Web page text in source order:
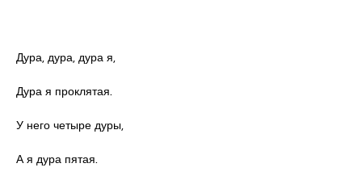
Дура, дура, дура я,
Дура я проклятая.
У него четыре дуры,
А я дура пятая.